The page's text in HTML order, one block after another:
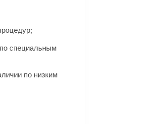
специальным
по низким